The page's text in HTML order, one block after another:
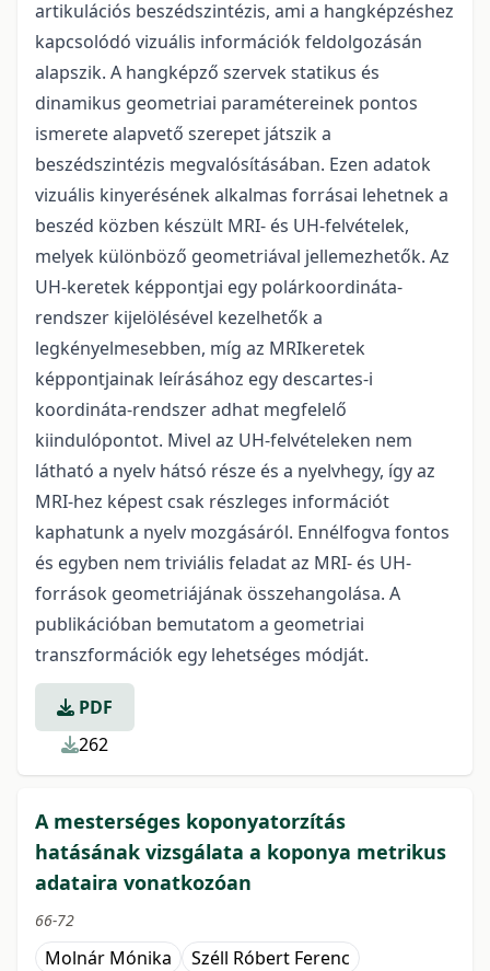
artikulációs beszédszintézis, ami a hangképzéshez
kapcsolódó vizuális információk feldolgozásán
alapszik. A hangképző szervek statikus és
dinamikus geometriai paramétereinek pontos
ismerete alapvető szerepet játszik a
beszédszintézis megvalósításában. Ezen adatok
vizuális kinyerésének alkalmas forrásai lehetnek a
beszéd közben készült MRI- és UH-felvételek,
melyek különböző geometriával jellemezhetők. Az
UH-keretek képpontjai egy polárkoordináta-
rendszer kijelölésével kezelhetők a
legkényelmesebben, míg az MRIkeretek
képpontjainak leírásához egy descartes-i
koordináta-rendszer adhat megfelelő
kiindulópontot. Mivel az UH-felvételeken nem
látható a nyelv hátsó része és a nyelvhegy, így az
MRI-hez képest csak részleges információt
kaphatunk a nyelv mozgásáról. Ennélfogva fontos
és egyben nem triviális feladat az MRI- és UH-
források geometriájának összehangolása. A
publikációban bemutatom a geometriai
transzformációk egy lehetséges módját.
PDF
262
A mesterséges koponyatorzítás
hatásának vizsgálata a koponya metrikus
adataira vonatkozóan
66-72
Molnár Mónika
Széll Róbert Ferenc